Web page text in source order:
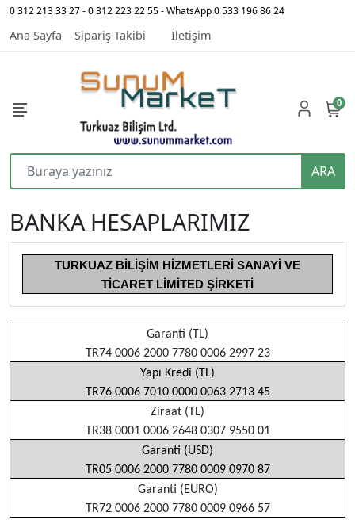
0 312 213 33 27 - 0 312 223 22 55 - WhatsApp 0 533 196 86 24
Ana Sayfa Sipariş Takibi İletişim
ARA
0
BANKA HESAPLARIMIZ
TURKUAZ BİLİŞİM HİZMETLERİ SANAYİ VE
TİCARET LİMİTED ŞİRKETİ
Garanti (TL)
TR74 0006 2000 7780 0006 2997 23
Yapı Kredi (TL)
TR76 0006 7010 0000 0063 2713 45
Ziraat (TL)
TR38 0001 0006 2648 0307 9550 01
Garanti (USD)
TR05 0006 2000 7780 0009 0970 87
Garanti (EURO)
TR72 0006 2000 7780 0009 0966 57